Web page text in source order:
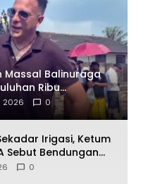
Massal Balinuraga
Ribu
Turis Italia
dengan Budaya
2026 0
Irigasi, Ketum
Sebut Bendungan
Cetak Sejarah
0